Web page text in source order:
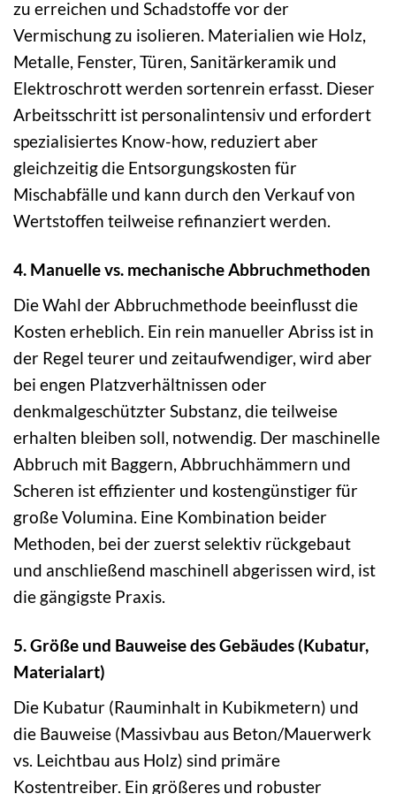
zu erreichen und Schadstoffe vor der
Vermischung zu isolieren. Materialien wie Holz,
Metalle, Fenster, Türen, Sanitärkeramik und
Elektroschrott werden sortenrein erfasst. Dieser
Arbeitsschritt ist personalintensiv und erfordert
spezialisiertes Know-how, reduziert aber
gleichzeitig die Entsorgungskosten für
Mischabfälle und kann durch den Verkauf von
Wertstoffen teilweise refinanziert werden.
4. Manuelle vs. mechanische Abbruchmethoden
Die Wahl der Abbruchmethode beeinflusst die
Kosten erheblich. Ein rein manueller Abriss ist in
der Regel teurer und zeitaufwendiger, wird aber
bei engen Platzverhältnissen oder
denkmalgeschützter Substanz, die teilweise
erhalten bleiben soll, notwendig. Der maschinelle
Abbruch mit Baggern, Abbruchhämmern und
Scheren ist effizienter und kostengünstiger für
große Volumina. Eine Kombination beider
Methoden, bei der zuerst selektiv rückgebaut
und anschließend maschinell abgerissen wird, ist
die gängigste Praxis.
5. Größe und Bauweise des Gebäudes (Kubatur,
Materialart)
Die Kubatur (Rauminhalt in Kubikmetern) und
die Bauweise (Massivbau aus Beton/Mauerwerk
vs. Leichtbau aus Holz) sind primäre
Kostentreiber. Ein größeres und robuster